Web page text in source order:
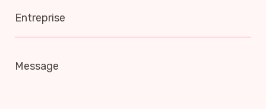
Entreprise
Message